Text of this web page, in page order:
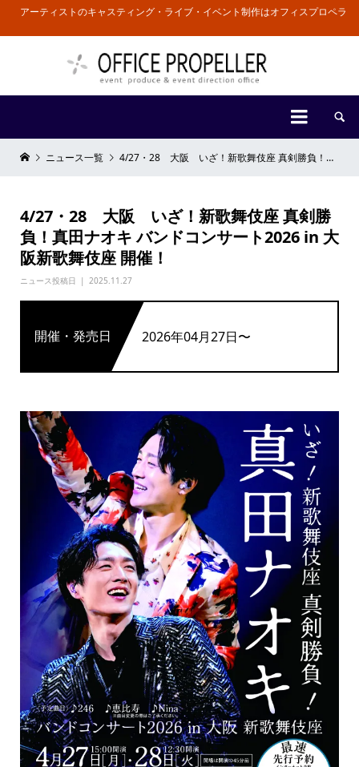
アーティストのキャスティング・ライブ・イベント制作はオフィスプロペラ
 
ニュース一覧 4/27・28 大阪 いざ！新歌舞伎座 真剣勝負！真田ナオキ バンドコンサート2026 in 大阪新歌舞伎座 開催！
4/27・28 大阪 いざ！新歌舞伎座 真剣勝
負！真田ナオキ バンドコンサート2026 in 大
阪新歌舞伎座 開催！
ニュース投稿日 2025.11.27
開催・発売日 2026年04月27日〜